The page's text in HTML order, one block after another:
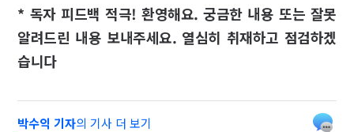
* 독자 피드백 적극! 환영해요. 궁금한 내용 또는 잘못
알려드린 내용 보내주세요. 열심히 취재하고 점검하겠
습니다
박수익 기자의 기사 더 보기